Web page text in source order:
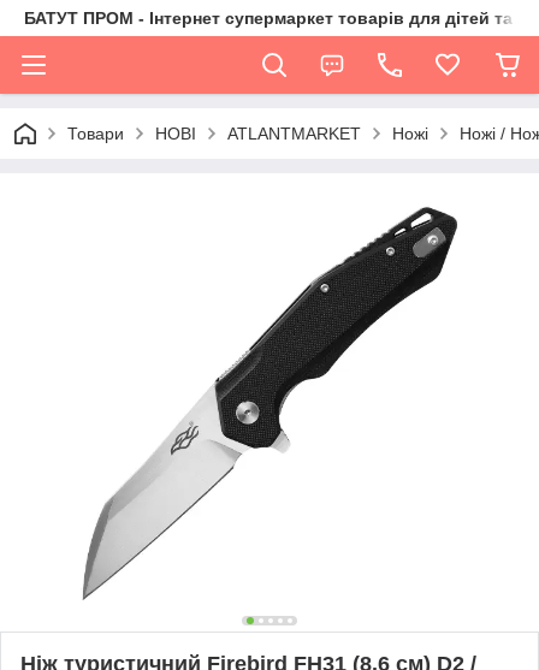
БАТУТ ПРОМ - Інтернет супермаркет товарів для дітей та їх
Товари НОВІ ATLANTMARKET Ножі Ножі /
Ніж туристичний Firebird FH31 (8.6 см) D2 /